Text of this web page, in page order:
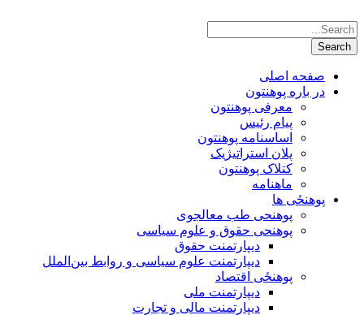
صفحه اصلی
در باره پوهنتون
معرفی پوهنتون
پیام رئیس
اساسنامه پوهنتون
پلان استراتیژیک
کتلاک پوهنتون
ماهنامه
پوهنځی ها
پوهنحی طب معالجوی
پوهنحی حقوق و علوم سیاسی
دیپارتمنت حقوق
دیپارتمنت علوم سیاسی و روابط بین‌الملل
پوهنځی اقتصاد
دیپارتمنت ملی
دیپارتمنت مالی و تجارت